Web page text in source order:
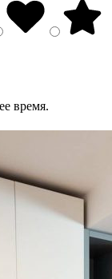
время.